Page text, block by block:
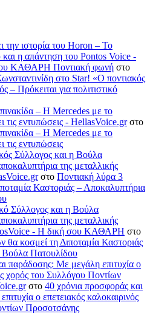
ιστορία του Horon – Το
και η απάντηση του Pontos Voice -
ΚΑΘΑΡΗ Ποντιακή φωνή στο
στο Star! «Ο ποντιακός
– Πρόκειται για πολιτιστικό
– Η Mercedes με το
εντυπώσεις - HellasVoice.grστο
– Η Mercedes με το
εντυπώσεις
Σύλλογος και η Βούλα
της μεταλλικής
στο Ποντιακή λύρα 3
Καστοριάς – Αποκαλυπτήρια
Σύλλογος και η Βούλα
της μεταλλικής
- H δική σου ΚΑΘΑΡΗ στο
θα κοσμεί τη Διποταμία Καστοριάς
Βούλα Πατουλίδου
παράδοσης: Με μεγάλη επιτυχία ο
χορός του Συλλόγου Ποντίων
στο 40 χρόνια προσφοράς και
ο επετειακός καλοκαιρινός
Προσοτσάνης